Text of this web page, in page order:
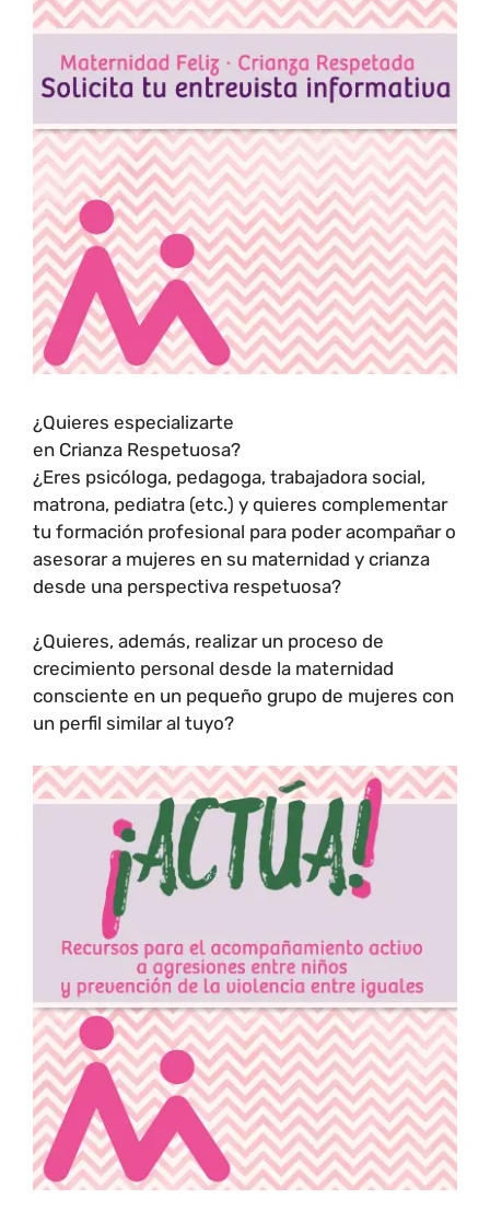
¿Quieres especializarte
en Crianza Respetuosa?
¿Eres psicóloga, pedagoga, trabajadora social,
matrona, pediatra (etc.) y quieres complementar
tu formación profesional para poder acompañar o
asesorar a mujeres en su maternidad y crianza
desde una perspectiva respetuosa?
¿Quieres, además, realizar un proceso de
crecimiento personal desde la maternidad
consciente en un pequeño grupo de mujeres con
un perfil similar al tuyo?